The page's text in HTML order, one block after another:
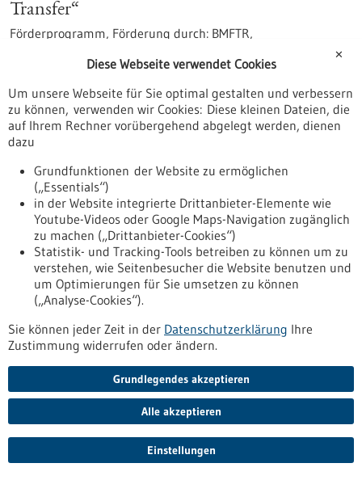
Transfer“
Förderprogramm, Förderung durch: BMFTR,
https://www.bio-
pro.de/datenbanken/foerderungen/foerderung-von-
transferhubs-im-rahmen-des-programms-transferinitiative-
fst-forschung-ausgruendungen-skalierung-transfer
Förderung
Beratungsgutscheine Gesundheitswirtschaft
Asien
Förderprogramm,Förderung durch:Bundesministerium für
Wirtschaft und Energie
https://www.gesundheitsindustrie-
bw.de/datenbank/foerderungen/beratungsgutscheine-
Förderung
Beratungsgutscheine Gesundheitswirtschaft
Förderprogramm,Förderung durch:Bundesministerium für
✕
Diese Webseite verwendet Cookies
Um unsere Webseite für Sie optimal gestalten und verbessern
zu können, verwenden wir Cookies: Diese kleinen Dateien, die
auf Ihrem Rechner vorübergehend abgelegt werden, dienen
dazu
Grundfunktionen der Website zu ermöglichen
(„Essentials“)
in der Website integrierte Drittanbieter-Elemente wie
Youtube-Videos oder Google Maps-Navigation zugänglich
zu machen („Drittanbieter-Cookies“)
Statistik- und Tracking-Tools betreiben zu können um zu
verstehen, wie Seitenbesucher die Website benutzen und
um Optimierungen für Sie umsetzen zu können
(„Analyse-Cookies“).
Sie können jeder Zeit in der Datenschutzerklärung Ihre
Zustimmung widerrufen oder ändern.
Grundlegendes akzeptieren
Alle akzeptieren
Einstellungen